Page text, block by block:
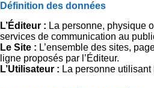
Définition des données
L’Éditeur : La personne, physique
services de communication au
Le Site : L’ensemble des sites,
ligne proposés par l’Éditeur.
L’Utilisateur : La personne